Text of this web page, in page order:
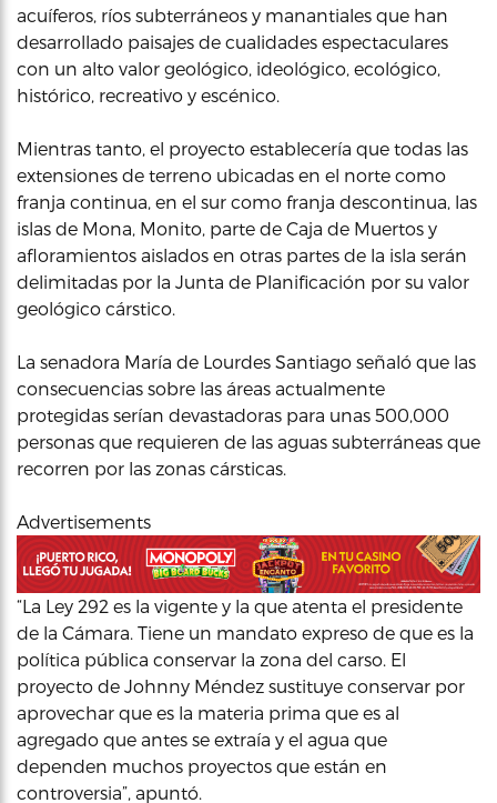
acuíferos, ríos subterráneos y manantiales que han
desarrollado paisajes de cualidades espectaculares
con un alto valor geológico, ideológico, ecológico,
histórico, recreativo y escénico.
Mientras tanto, el proyecto establecería que todas las
extensiones de terreno ubicadas en el norte como
franja continua, en el sur como franja descontinua, las
islas de Mona, Monito, parte de Caja de Muertos y
afloramientos aislados en otras partes de la isla serán
delimitadas por la Junta de Planificación por su valor
geológico cárstico.
La senadora María de Lourdes Santiago señaló que las
consecuencias sobre las áreas actualmente
protegidas serían devastadoras para unas 500,000
personas que requieren de las aguas subterráneas que
recorren por las zonas cársticas.
Advertisements
“La Ley 292 es la vigente y la que atenta el presidente
de la Cámara. Tiene un mandato expreso de que es la
política pública conservar la zona del carso. El
proyecto de Johnny Méndez sustituye conservar por
aprovechar que es la materia prima que es al
agregado que antes se extraía y el agua que
dependen muchos proyectos que están en
controversia”, apuntó.